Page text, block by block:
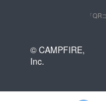
「
© CAMPFIRE,
Inc.